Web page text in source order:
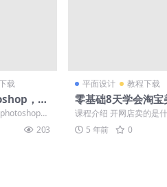
载
，18
，
如果对你
203
平面设计 教程下载
零基础8天学会淘宝
课程介绍 开网店卖的是
样的宝贝为啥别家卖的那
爆？不是品牌店，难道宝
5 年前 0